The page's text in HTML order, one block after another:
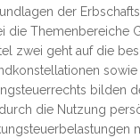
der
die Themenbereiche
zwei geht auf die
bilden
die Nutzung